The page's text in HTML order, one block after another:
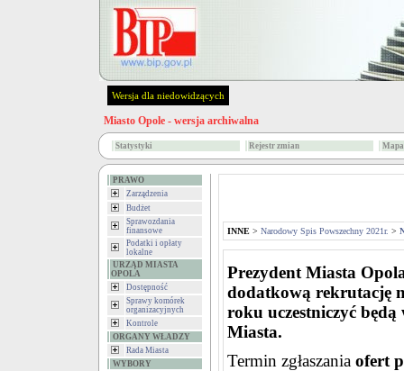
Wersja dla niedowidzących
Miasto Opole - wersja archiwalna
Statystyki Rejestr zmian
PRAWO
Zarządzenia
Budżet
Sprawozdania
finansowe
Podatki i opłaty
lokalne
URZĄD MIASTA
OPOLA
Dostępność
Sprawy komórek
organizacyjnych
Kontrole
ORGANY WŁADZY
Rada Miasta
WYBORY
INNE > Narodowy Spis Powszechny 2021r. >
Prezydent Miasta
dodatkową rekrutację
roku uczestniczyć będą
Miasta.
Termin zgłaszania ofert